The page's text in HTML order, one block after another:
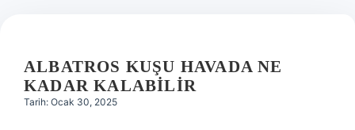
Hakkımızda
ALBATROS KUŞU HAVADA NE
KADAR KALABILIR
Tarih: Ocak 30, 2025